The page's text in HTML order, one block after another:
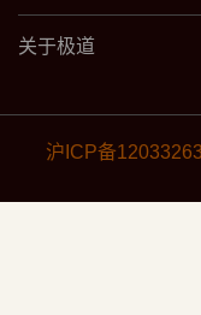
关于极道
沪ICP备